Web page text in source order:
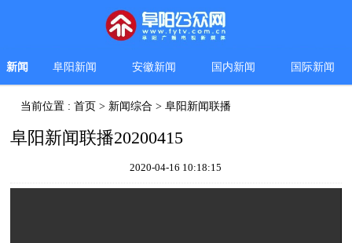
新闻 阜阳新闻 安徽新闻 国内新闻 国际新闻
当前位置 :首页 > 新闻综合 >阜阳新闻联播
阜阳新闻联播20200415
2020-04-16 10:18:15